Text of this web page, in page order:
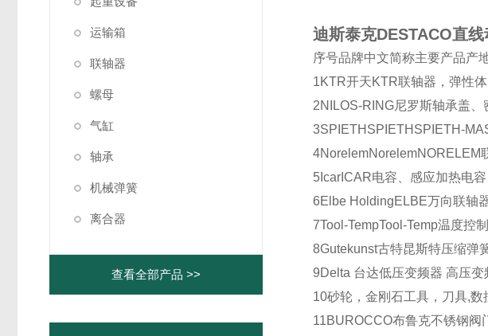
运输箱
联轴器
螺母
气缸
轴承
机械弹簧
离合器
查看全部产品 >>
迪斯泰克DESTACO直
序号品牌中文简称主要产品产
1KTR开天KTR联轴器，弹性
2NILOS-RING尼罗斯轴承盖、
3SPIETH SPIETH SPIETH-
4NorelemNorelemNORELEM
5 Icar ICAR电容、感应加热电
6Elbe HoldingELBE万向联轴
7Tool-TempTool-Temp温度控
8Gutekunst古特昆斯特压缩弹
9Delta 台达低压变频器 高压
10砂轮，金刚石工具，刀具,
11BUROCCO布鲁克不锈钢阀